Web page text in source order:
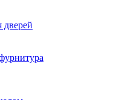
дверей